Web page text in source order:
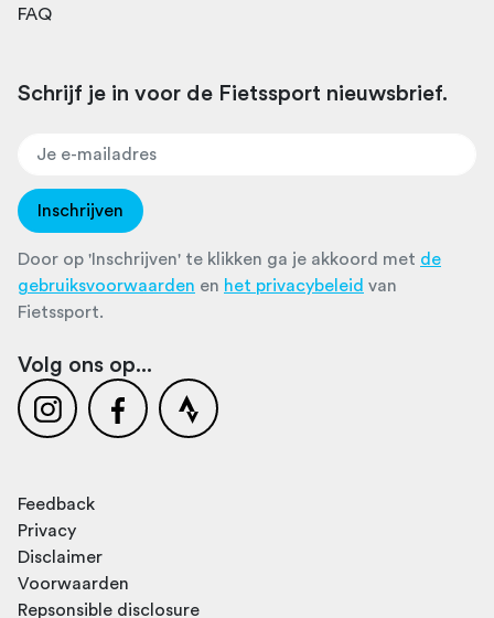
FAQ
Schrijf je in voor de Fietssport nieuwsbrief.
Inschrijven
Door op 'Inschrijven' te klikken ga je akkoord met de
gebruiksvoorwaarden en het privacybeleid van
Fietssport.
Volg ons op...
Feedback
Privacy
Disclaimer
Voorwaarden
Repsonsible disclosure